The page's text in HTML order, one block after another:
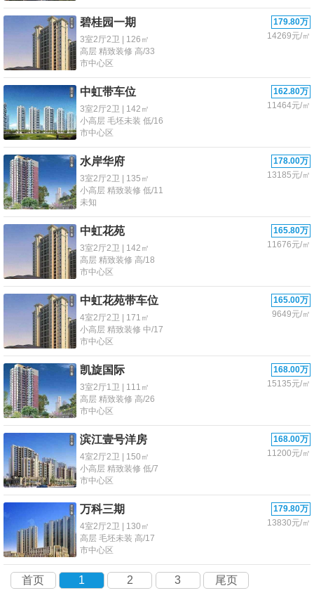
碧桂园一期
179.80万
14269元/㎡
3室2厅2卫 | 126㎡
高层 精致装修 高/33
市中心区
中虹带车位
162.80万
11464元/㎡
3室2厅2卫 | 142㎡
小高层 毛坯未装 低/16
市中心区
水岸华府
178.00万
13185元/㎡
3室2厅2卫 | 135㎡
小高层 精致装修 低/11
未知
中虹花苑
165.80万
11676元/㎡
3室2厅2卫 | 142㎡
高层 精致装修 高/18
市中心区
中虹花苑带车位
165.00万
9649元/㎡
4室2厅2卫 | 171㎡
小高层 精致装修 中/17
市中心区
凯旋国际
168.00万
15135元/㎡
3室2厅1卫 | 111㎡
高层 精致装修 高/26
市中心区
滨江壹号洋房
168.00万
11200元/㎡
4室2厅2卫 | 150㎡
小高层 精致装修 低/7
市中心区
万科三期
179.80万
13830元/㎡
4室2厅2卫 | 130㎡
高层 毛坯未装 高/17
市中心区
首页 1 2 3 尾页